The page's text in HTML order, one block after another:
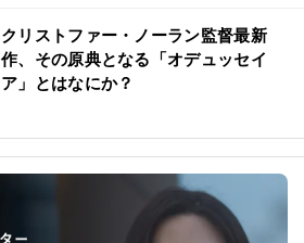
クリストファー・ノーラン監督最新
作、その原典となる「オデュッセイ
ア」とはなにか？